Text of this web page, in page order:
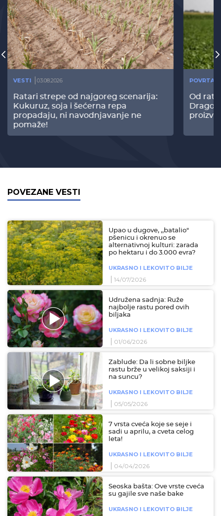
VESTI 03.08.2026
Ratari strepe od najgoreg scenarija:
Kukuruz, soja i šećerna repa
propadaju, ni navodnjavanje ne
pomaže!
Od
POVEZANE VESTI
Upao u dugove, ,,batalio"
pšenicu i okrenuo se
alternativnoj kulturi: zarada
po hektaru i do 3.000 evra?
UKRASNO I LEKOVITO BILJE
14/07/2026
Udružena sadnja: Ruže
najbolje rastu pored ovih
biljaka
UKRASNO I LEKOVITO BILJE
01/06/2026
Zablude: Da li sobne biljke
rastu brže u velikoj saksiji i
na suncu?
UKRASNO I LEKOVITO BILJE
05/05/2026
7 vrsta cveća koje se seje i
sadi u aprilu, a cveta celog
leta!
UKRASNO I LEKOVITO BILJE
04/04/2026
Seoska bašta: Ove vrste cveća
su gajile sve naše bake
UKRASNO I LEKOVITO BILJE